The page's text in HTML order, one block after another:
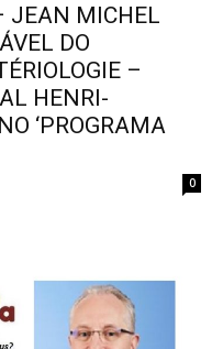
JEAN MICHEL
DO
–
HENRI-
‘PROGRAMA
0